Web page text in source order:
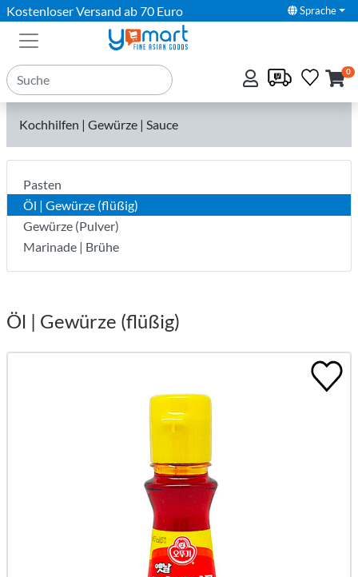
Kostenloser Versand ab 70 Euro Sprache
0
Kochhilfen | Gewürze | Sauce
Pasten
Öl | Gewürze (flüßig)
Gewürze (Pulver)
Marinade | Brühe
Öl | Gewürze (flüßig)